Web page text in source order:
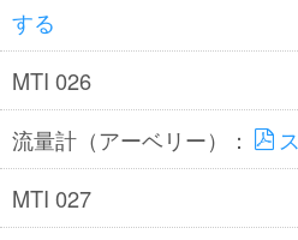
する
MTI 026
流量計（アーベリー）：
MTI 027